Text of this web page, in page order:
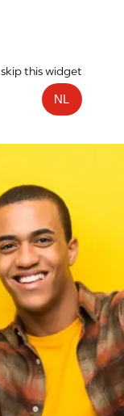
skip this widget
NL